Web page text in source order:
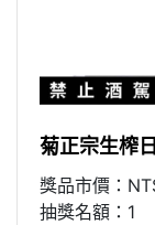
菊正宗生榨
獎品市價：
抽獎名額：1